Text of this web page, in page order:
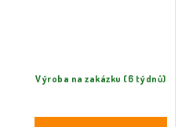
Výroba na zakázku (6 týdnů)